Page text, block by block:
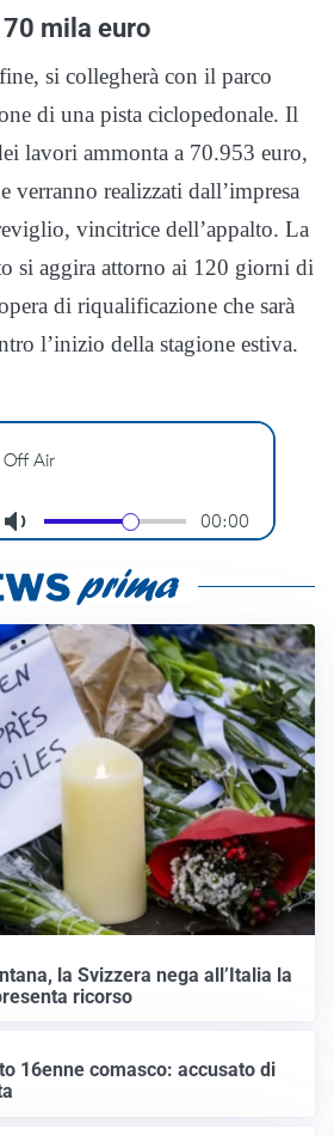
mila euro
si collegherà con il parco
di una pista ciclopedonale. Il
lavori ammonta a 70.953 euro,
verranno realizzati dall’impresa
vincitrice dell’appalto. La
si aggira attorno ai 120 giorni di
di riqualificazione che sarà
l’inizio della stagione estiva.
la Svizzera nega all’Italia la
ricorso
16enne comasco: accusato di